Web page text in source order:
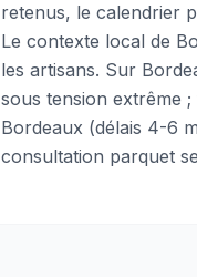
retenus, le calendrier
Le contexte local de
les artisans. Sur
sous tension extrême
Bordeaux (délais 4-6
consultation parquet